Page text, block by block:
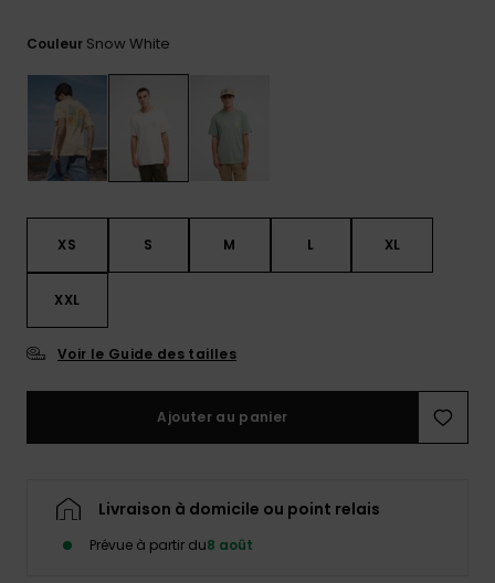
formulaire
de contact.
la FAQ
Couleur Snow White
XS S M L XL
XXL
Voir le Guide des tailles
Ajouter au panier
Livraison à domicile ou point relais
Prévue à partir du8 août